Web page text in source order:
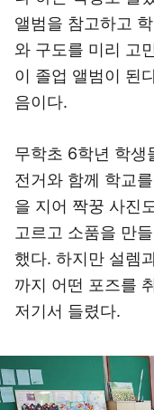
앨범을 참고하고
와 구도를 미리 고
이 졸업 앨범이 된
음이다.
무학초 6학년 학생
전거와 함께 학교
을 지어 짝꿍 사진
고르고 소품을 만
했다. 하지만 설렘
까지 어떤 포즈를
저기서 들렸다.